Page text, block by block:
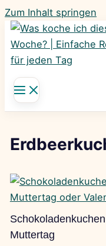
Zum Inhalt springen
Muttertag